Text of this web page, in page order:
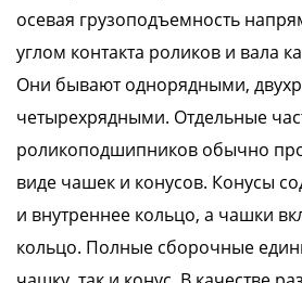
осевая грузоподъемность
углом контакта роликов и вала
Они бывают однорядными,
четырехрядными. Отдельные
роликоподшипников обычно
виде чашек и конусов. Конусы
и внутреннее кольцо, а чашки
кольцо. Полные сборочные